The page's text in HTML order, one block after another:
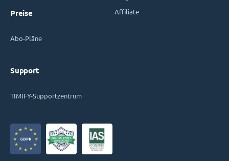
Preise
Abo-Pläne
Support
TIMIFY-Supportzentrum
Affiliate